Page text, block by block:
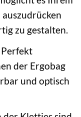
zu gestalten.
Perfekt
der Ergobag
und optisch